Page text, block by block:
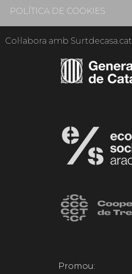
POLÍTICA DE COOKIES
Col·labora amb Surtdecasa.cat
Promou: